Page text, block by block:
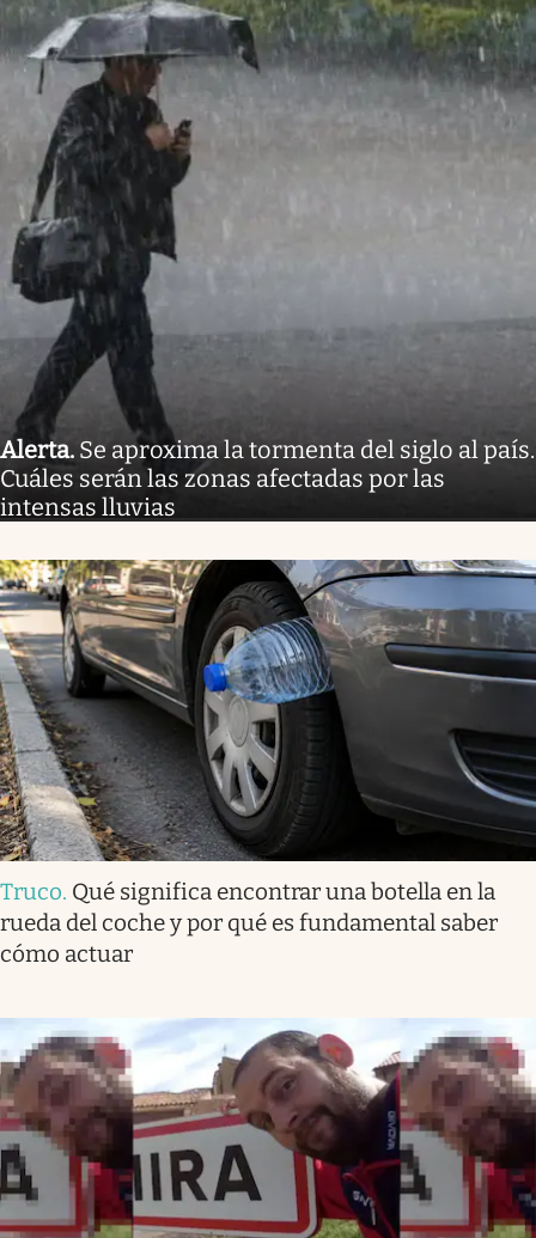
Alerta. Se aproxima la tormenta del siglo al país.
Cuáles serán las zonas afectadas por las
intensas lluvias
Truco. Qué significa encontrar una botella en la
rueda del coche y por qué es fundamental saber
cómo actuar